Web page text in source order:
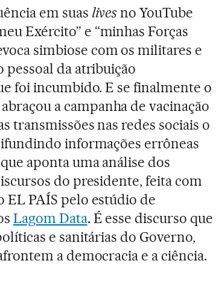
em suas livesno YouTube
Exército” e “minhas Forças
simbiose com os militares e
pessoal da atribuição
foi incumbido. E se finalmente o
a campanha de vacinação
transmissões nas redes sociais o
informações errôneas
aponta uma análise dos
do presidente, feita com
EL PAÍS pelo estúdio de
Lagom Data. É esse discurso que
e sanitárias do Governo,
a democracia e a ciência.